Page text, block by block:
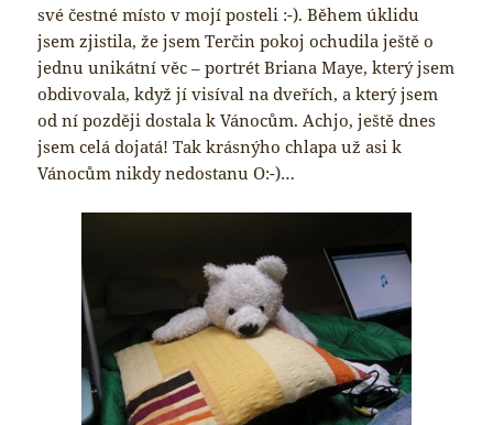
své čestné místo v mojí posteli :-). Během úklidu
jsem zjistila, že jsem Terčin pokoj ochudila ještě o
jednu unikátní věc – portrét Briana Maye, který jsem
obdivovala, když jí visíval na dveřích, a který jsem
od ní později dostala k Vánocům. Achjo, ještě dnes
jsem celá dojatá! Tak krásnýho chlapa už asi k
Vánocům nikdy nedostanu O:-)…